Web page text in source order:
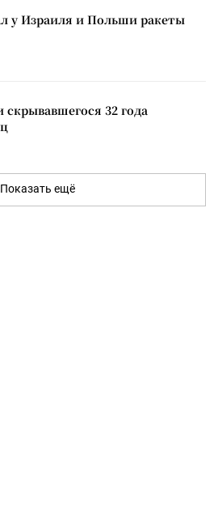
у Израиля и Польши ракеты
скрывавшегося 32 года
Показать ещё